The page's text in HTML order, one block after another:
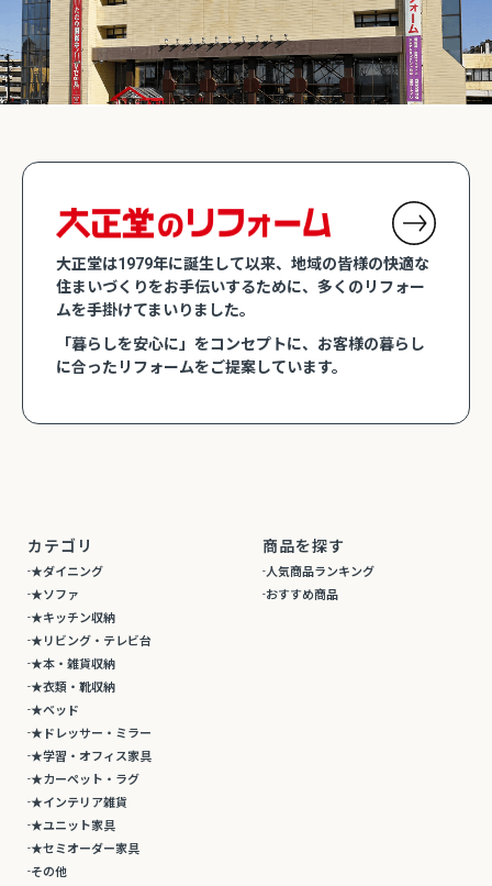
大正堂は1979年に誕生して以来、地域の皆様の快適な
住まいづくりをお手伝いするために、多くのリフォー
ムを手掛けてまいりました。
「暮らしを安心に」をコンセプトに、お客様の暮らし
に合ったリフォームをご提案しています。
カテゴリ
★ダイニング
★ソファ
★キッチン収納
★リビング・テレビ台
★本・雑貨収納
★衣類・靴収納
★ベッド
★ドレッサー・ミラー
★学習・オフィス家具
★カーペット・ラグ
★インテリア雑貨
★ユニット家具
★セミオーダー家具
その他
商品を探す
人気商品ランキング
おすすめ商品